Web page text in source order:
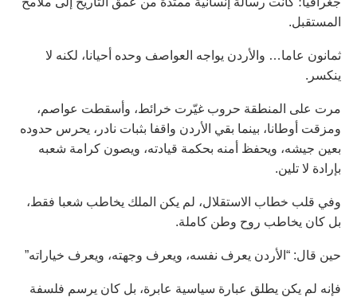
المستقبل.
ثمانون عاما… والأردن يواجه العواصف وحده أحيانا، لكنه لا
ينكسر.
مرت على المنطقة حروب غيّرت خرائط، وأسقطت عواصم،
ومزقت أوطانا، بينما بقي الأردن واقفا بثبات نادر، يحرس حدوده
بعين جيشه، ويحفظ أمنه بحكمة قيادته، ويصون كرامة شعبه
بإرادة لا تلين.
وفي قلب خطاب الاستقلال، لم يكن الملك يخاطب شعبا فقط،
بل كان يخاطب روح وطن كاملة.
حين قال: “الأردن يعرف نفسه، ويعرف وجهته، ويعرف خياراته”
فإنه لم يكن يطلق عبارة سياسية عابرة، بل كان يرسم فلسفة